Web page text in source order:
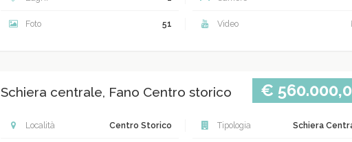
Foto 51 Video
Schiera centrale, Fano Centro storico €
Località Centro Storico Tipologia Schiera